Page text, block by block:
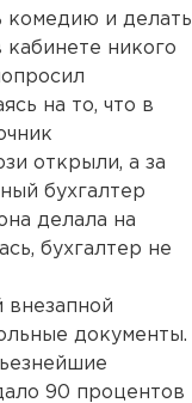
комедию и делать
кабинете никого
на то, что в
открыли, а за
бухгалтер
делала на
бухгалтер не
внезапной
документы.
90 процентов